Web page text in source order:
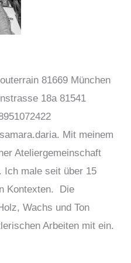
81669 München
18a 81541
Mit meinem
Ateliergemeinschaft
Ich male seit über 15
Kontexten. Die
Wachs und Ton
Arbeiten mit ein.